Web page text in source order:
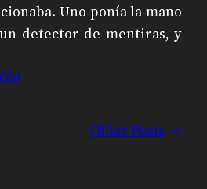
Uno ponía la mano
detector de mentiras, y
Older Posts →